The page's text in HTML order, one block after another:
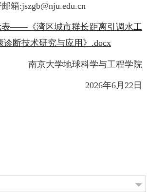
箱:jszgb@nju.edu.cn
表——《湾区城市群长距离引调水工
诊断技术研究与应用》.docx
南京大学地球科学与工程学院
2026年6月22日